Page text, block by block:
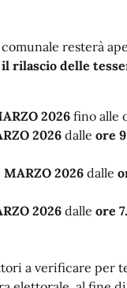
resterà
rilascio delle
2026 fino alle
2026 dalle ore
2026dalle
2026 dalle ore
a verificare per